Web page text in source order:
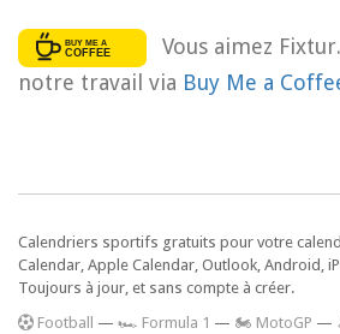
Vous aimez
notre travail via Buy Me a
Calendriers sportifs gratuits pour votre
Calendar, Apple Calendar, Outlook, Android,
Toujours à jour, et sans compte à créer.
Football — 🏎️ Formula 1 — 🏍 MotoGP —